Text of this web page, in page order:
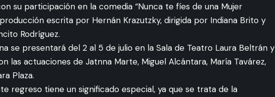
su participación en la comedia “Nunca te fíes de una Mujer
escrita por Hernán Krazutzky, dirigida por Indiana Brito y
Rodríguez.
se presentará del 2 al 5 de julio en la Sala de Teatro Laura Beltrán y
las actuaciones de Jatnna Marte, Miguel Alcántara, María Tavárez,
Plaza.
regreso tiene un significado especial, ya que se trata de la